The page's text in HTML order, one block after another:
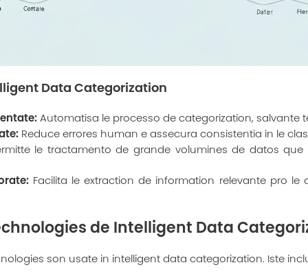
Data Categorization
Automatisa le processo de categorization, salvante
Reduce errores human e assecura consistentia in le
le tractamento de grande volumines de datos que
Facilita le extraction de information relevante pro le
de Intelligent Data
son usate in intelligent data categorization. Iste